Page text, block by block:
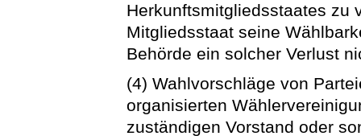
Herkunftsmitgliedsstaates zu
Mitgliedsstaat seine
Behörde ein solcher Verlust
(4) Wahlvorschläge von
organisierten
zuständigen Vorstand oder